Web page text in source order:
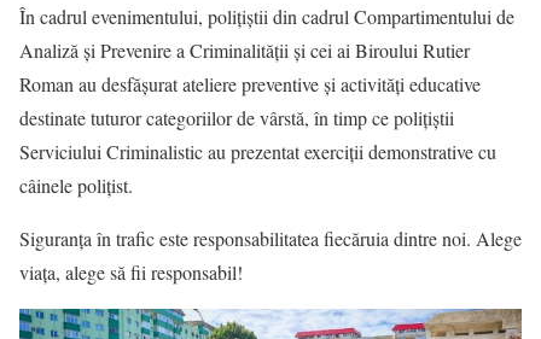
În cadrul evenimentului, polițiștii din cadrul Compartimentului de
Analiză și Prevenire a Criminalității și cei ai Biroului Rutier
Roman au desfășurat ateliere preventive și activități educative
destinate tuturor categoriilor de vârstă, în timp ce polițiștii
Serviciului Criminalistic au prezentat exerciții demonstrative cu
câinele polițist.
Siguranța în trafic este responsabilitatea fiecăruia dintre noi. Alege
viața, alege să fii responsabil!